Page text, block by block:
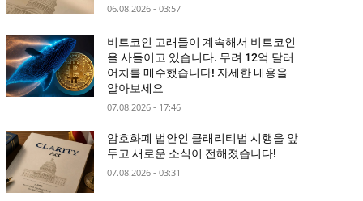
06.08.2026 - 03:57
비트코인 고래들이 계속해서 비트코인
을 사들이고 있습니다. 무려 12억 달러
어치를 매수했습니다! 자세한 내용을
알아보세요
07.08.2026 - 17:46
암호화폐 법안인 클래리티법 시행을 앞
두고 새로운 소식이 전해졌습니다!
07.08.2026 - 03:31